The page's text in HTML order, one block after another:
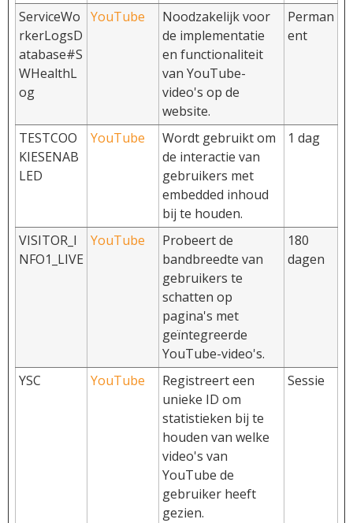
ServiceWo
rkerLogsD
atabase#S
WHealthL
og
YouTube
Noodzakelijk voor
de implementatie
en functionaliteit
van YouTube-
video's op de
website.
Perman
ent
TESTCOO
KIESENAB
LED
YouTube
Wordt gebruikt om
de interactie van
gebruikers met
embedded inhoud
bij te houden.
1 dag
VISITOR_I
NFO1_LIVE
YouTube
Probeert de
bandbreedte van
gebruikers te
schatten op
pagina's met
geïntegreerde
YouTube-video's.
180
dagen
YSC YouTube
Registreert een
unieke ID om
statistieken bij te
houden van welke
video's van
YouTube de
gebruiker heeft
gezien.
Sessie